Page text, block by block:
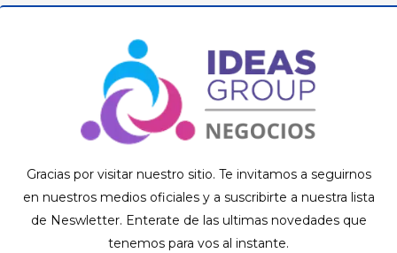
Gracias por visitar nuestro sitio. Te invitamos a seguirnos
en nuestros medios oficiales y a suscribirte a nuestra lista
de Neswletter. Enterate de las ultimas novedades que
tenemos para vos al instante.